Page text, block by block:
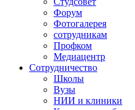
Форум
Фотогалерея
сотрудникам
Профком
Медиацентр
Сотрудничество
Школы
Вузы
НИИ и клиники